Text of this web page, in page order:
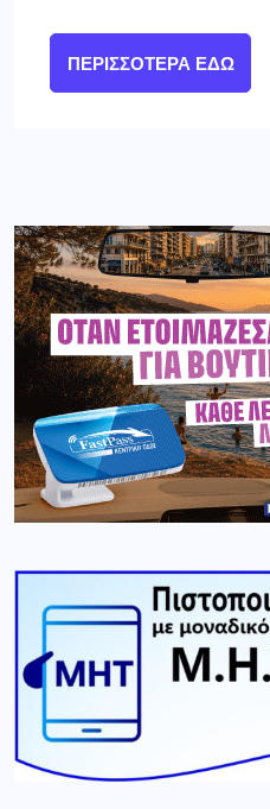
ΠΕΡΙΣΣΌΤΕΡΑ ΕΔΏ